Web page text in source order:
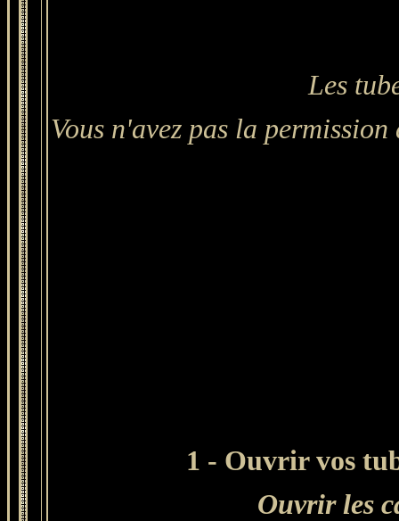
Les
Vous n'avez pas la
1 - Ouvrir vos
Ouvrir les